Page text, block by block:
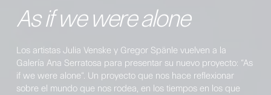
As if we were alone
Los artistas Julia Venske y Gregor Spänle vuelven a la
Galería Ana Serratosa para presentar su nuevo proyecto: “As
if we were alone”. Un proyecto que nos hace reflexionar
sobre el mundo que nos rodea, en los tiempos en los que